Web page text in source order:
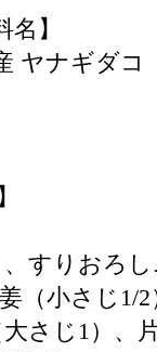
名】
ヤナギダコ
、すりおろ
（小さじ1/
さじ1）、